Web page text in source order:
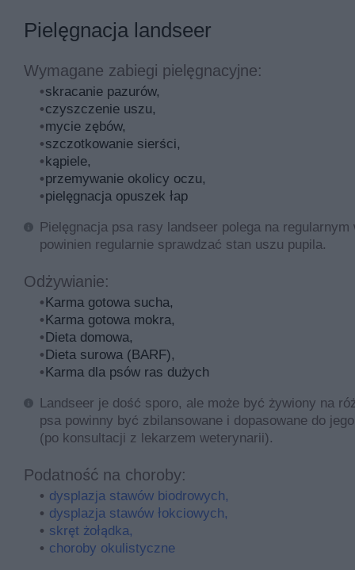
Pielęgnacja landseer
Wymagane zabiegi pielęgnacyjne:
skracanie pazurów,
czyszczenie uszu,
mycie zębów,
szczotkowanie sierści,
kąpiele,
przemywanie okolicy oczu,
pielęgnacja opuszek łap
Pielęgnacja psa rasy landseer polega na
powinien regularnie sprawdzać stan uszu pupila.
Odżywianie:
Karma gotowa sucha,
Karma gotowa mokra,
Dieta domowa,
Dieta surowa (BARF),
Karma dla psów ras dużych
Landseer je dość sporo, ale może być żywiony na
psa powinny być zbilansowane i dopasowane do
(po konsultacji z lekarzem weterynarii).
Podatność na choroby:
dysplazja stawów biodrowych,
dysplazja stawów łokciowych,
skręt żołądka,
choroby okulistyczne